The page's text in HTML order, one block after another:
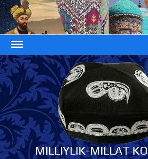
Skip
to
content
MILLIYLIK-MILLAT